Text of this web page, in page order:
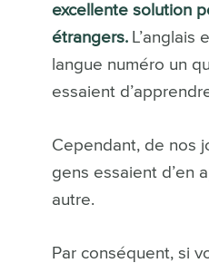
excellente solution
étrangers. L’anglais
langue numéro un
essaient
Cependant, de nos
gens essaient d’en
autre.
Par conséquent, si